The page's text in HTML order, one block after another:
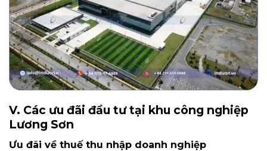
V. Các ưu đãi đầu tư tại khu công nghiệp
Lương Sơn
Ưu đãi về thuế thu nhập doanh nghiệp